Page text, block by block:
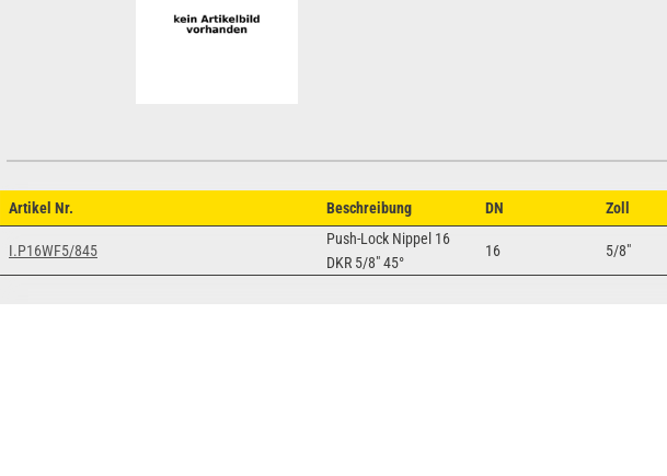
Artikel Nr. Beschreibung DN Zoll
I.P16WF5/845
Push-Lock Nippel 16
DKR 5/8" 45°
16 5/8"